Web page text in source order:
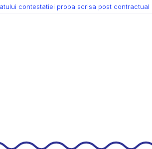
contestatiei proba scrisa post